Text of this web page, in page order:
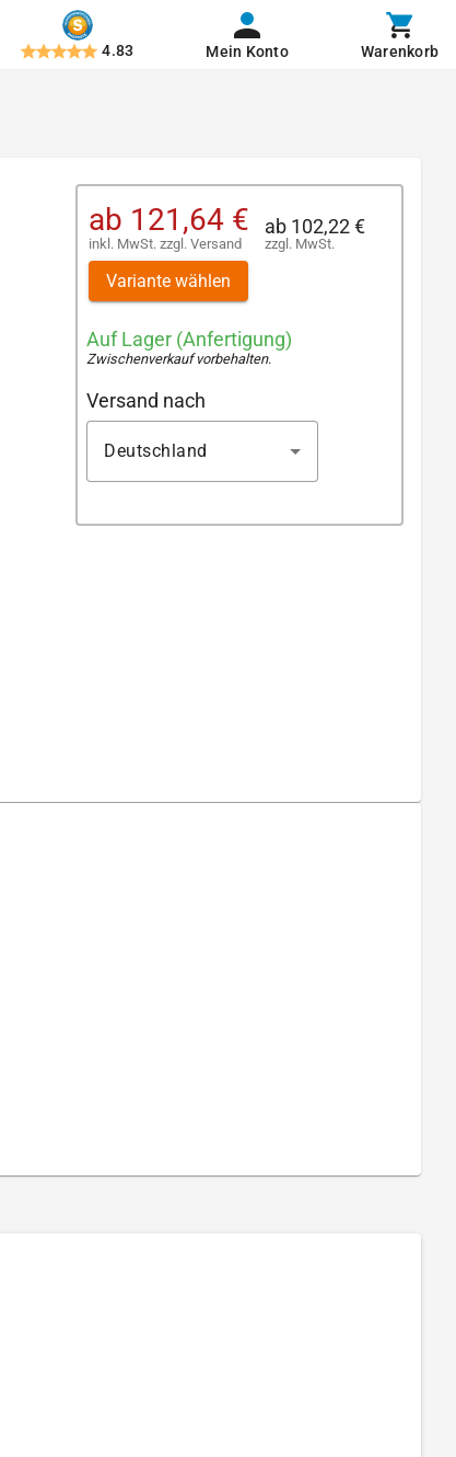
4.83 Mein Konto Warenkorb
ab 121,64 €
inkl. MwSt. zzgl. Versand
ab 102,22 €
zzgl. MwSt.
Variante wählen
Auf Lager (Anfertigung)
Zwischenverkauf vorbehalten.
Versand nach
Deutschland